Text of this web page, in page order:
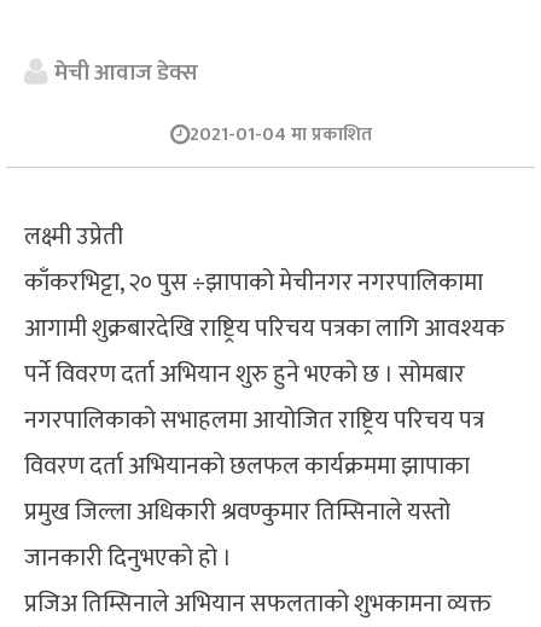
मेची आवाज डेक्स
2021-01-04 मा प्रकाशित
लक्ष्मी उप्रेती
काँकरभिट्टा, २० पुस ÷झापाको मेचीनगर नगरपालिकामा
आगामी शुक्रबारदेखि राष्ट्रिय परिचय पत्रका लागि आवश्यक
पर्ने विवरण दर्ता अभियान शुरु हुने भएको छ । सोमबार
नगरपालिकाको सभाहलमा आयोजित राष्ट्रिय परिचय पत्र
विवरण दर्ता अभियानको छलफल कार्यक्रममा झापाका
प्रमुख जिल्ला अधिकारी श्रवण्कुमार तिम्सिनाले यस्तो
जानकारी दिनुभएको हो ।
प्रजिअ तिम्सिनाले अभियान सफलताको शुभकामना व्यक्त